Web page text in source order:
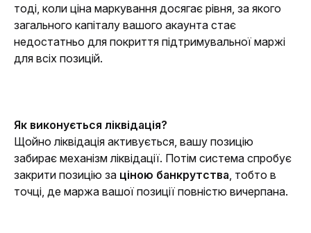
тоді, коли ціна маркування досягає рівня, за якого
загального капіталу вашого акаунта стає
недостатньо для покриття підтримувальної маржі
для всіх позицій.
Як виконується ліквідація?
Щойно ліквідація активується, вашу позицію
забирає механізм ліквідації. Потім система спробує
закрити позицію за ціною банкрутства , тобто в
точці, де маржа вашої позиції повністю вичерпана.